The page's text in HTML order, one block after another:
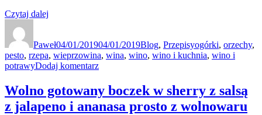
Czytaj dalej
kremie
z
kiszonych
z
pesto
z
Paweł04/01/201904/01/2019Blog, Przepisyogórki, orzechy,
pesto, rzepa, wieprzowina, wina, wino, wino i kuchnia, wino i
potrawyDodaj komentarzdo
wieprzowa
w
kremie
Wolno gotowany boczek w sherry z salsą
z jalapeno i ananasa prosto z wolnowaru